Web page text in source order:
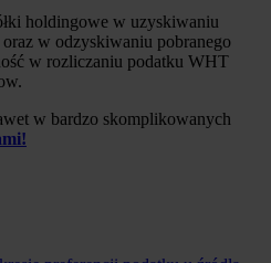
holdingowe w uzyskiwaniu
w odzyskiwaniu pobranego
w rozliczaniu podatku WHT
w bardzo skomplikowanych